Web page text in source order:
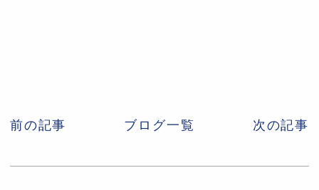
前の記事 ブログ一覧 次の記事